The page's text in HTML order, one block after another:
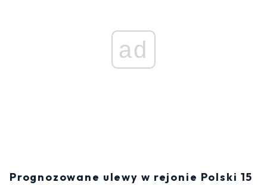
ad
Prognozowane ulewy w rejonie Polski 15